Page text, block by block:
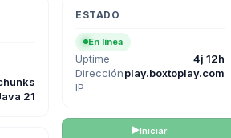
21
ESTADO
En línea
Uptime
4j 12h
Dirección
IP
play.boxtoplay.com
Iniciar